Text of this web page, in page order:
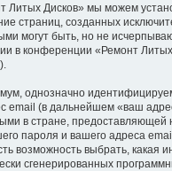
Литых Дисков» мы можем
страниц, созданных
могут быть, но не
в конференции «Ремонт
однозначно
email (в дальнейшем «ваш
в стране, предоставляющей
пароля и вашего адреса
возможность выбрать, какая
сгенерированных